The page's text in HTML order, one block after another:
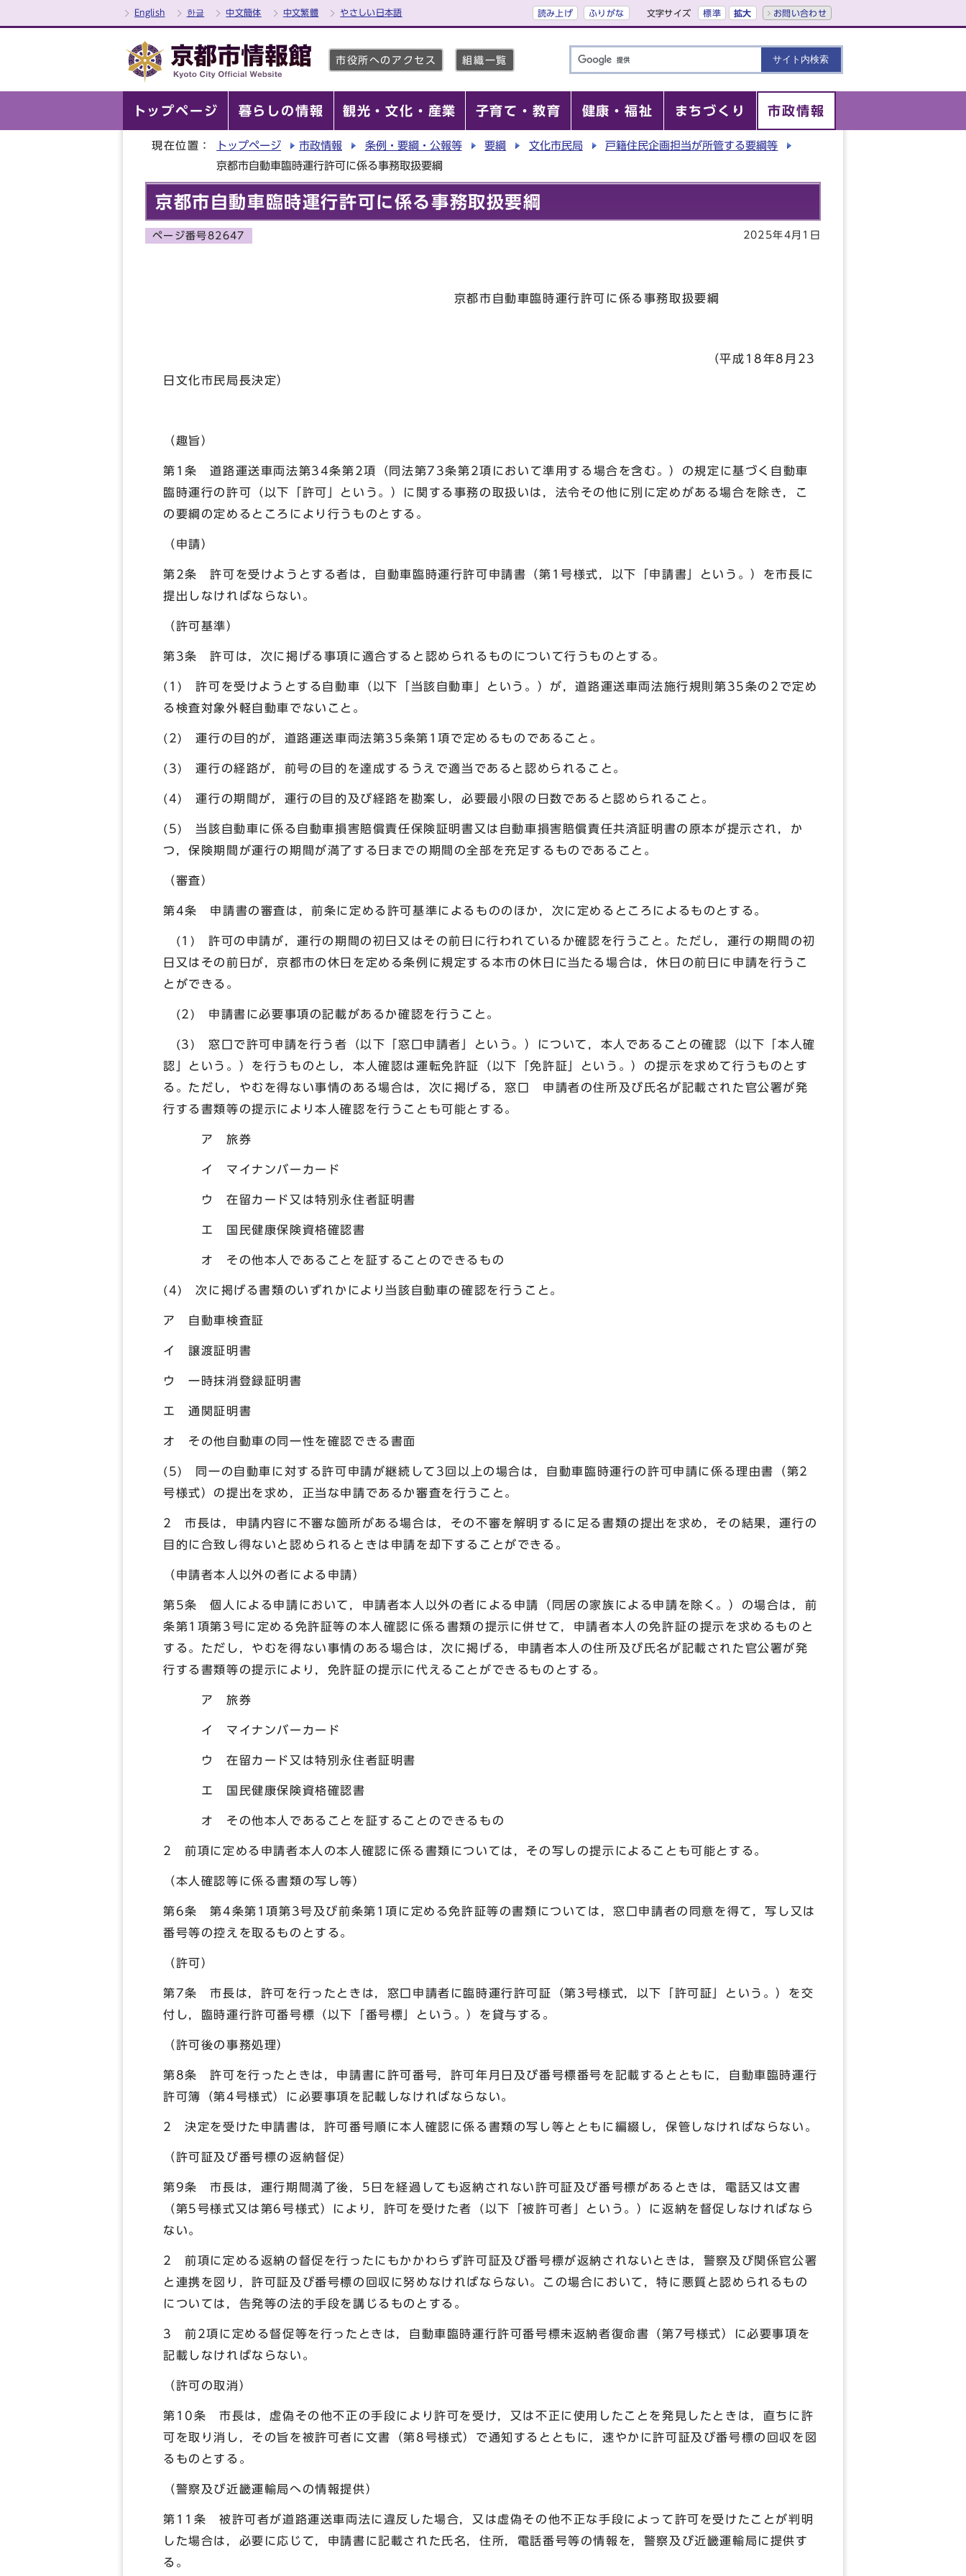
English 한글 中文簡体 中文繁體 やさしい日本語 読み上げ ふりがな 文字サイズ 標準 拡大 お問い合わせ
市役所へのアクセス 組織一覧
トップページ 暮らしの情報 観光・文化・産業 子育て・教育 健康・福祉 まちづくり 市政情報
現在位置： トップページ 市政情報 条例・要綱・公報等 要綱 文化市民局
戸籍住民企画担当が所管する要綱等
京都市自動車臨時運行許可に係る事務取扱要綱
京都市自動車臨時運行許可に係る事務取扱要綱
ページ番号82647 2025年4月1日
京都市自動車臨時運行許可に係る事務取扱要綱
（平成18年8月23
日文化市民局長決定）
（趣旨）
第1条 道路運送車両法第34条第2項（同法第73条第2項において準用する場合を含む。）の規定に基づく自動車
臨時運行の許可（以下「許可」という。）に関する事務の取扱いは，法令その他に別に定めがある場合を除き，こ
の要綱の定めるところにより行うものとする。
（申請）
第2条 許可を受けようとする者は，自動車臨時運行許可申請書（第1号様式，以下「申請書」という。）を市長に
提出しなければならない。
（許可基準）
第3条 許可は，次に掲げる事項に適合すると認められるものについて行うものとする。
(1) 許可を受けようとする自動車（以下「当該自動車」という。）が，道路運送車両法施行規則第35条の2で定め
る検査対象外軽自動車でないこと。
(2) 運行の目的が，道路運送車両法第35条第1項で定めるものであること。
(3) 運行の経路が，前号の目的を達成するうえで適当であると認められること。
(4) 運行の期間が，運行の目的及び経路を勘案し，必要最小限の日数であると認められること。
(5) 当該自動車に係る自動車損害賠償責任保険証明書又は自動車損害賠償責任共済証明書の原本が提示され，か
つ，保険期間が運行の期間が満了する日までの期間の全部を充足するものであること。
（審査）
第4条 申請書の審査は，前条に定める許可基準によるもののほか，次に定めるところによるものとする。
(1) 許可の申請が，運行の期間の初日又はその前日に行われているか確認を行うこと。ただし，運行の期間の初
日又はその前日が，京都市の休日を定める条例に規定する本市の休日に当たる場合は，休日の前日に申請を行うこ
とができる。
(2) 申請書に必要事項の記載があるか確認を行うこと。
(3) 窓口で許可申請を行う者（以下「窓口申請者」という。）について，本人であることの確認（以下「本人確
認」という。）を行うものとし，本人確認は運転免許証（以下「免許証」という。）の提示を求めて行うものとす
る。ただし，やむを得ない事情のある場合は，次に掲げる，窓口 申請者の住所及び氏名が記載された官公署が発
行する書類等の提示により本人確認を行うことも可能とする。
ア 旅券
イ マイナンバーカード
ウ 在留カード又は特別永住者証明書
エ 国民健康保険資格確認書
オ その他本人であることを証することのできるもの
(4) 次に掲げる書類のいずれかにより当該自動車の確認を行うこと。
ア 自動車検査証
イ 譲渡証明書
ウ 一時抹消登録証明書
エ 通関証明書
オ その他自動車の同一性を確認できる書面
(5) 同一の自動車に対する許可申請が継続して3回以上の場合は，自動車臨時運行の許可申請に係る理由書（第2
号様式）の提出を求め，正当な申請であるか審査を行うこと。
2 市長は，申請内容に不審な箇所がある場合は，その不審を解明するに足る書類の提出を求め，その結果，運行の
目的に合致し得ないと認められるときは申請を却下することができる。
（申請者本人以外の者による申請）
第5条 個人による申請において，申請者本人以外の者による申請（同居の家族による申請を除く。）の場合は，前
条第1項第3号に定める免許証等の本人確認に係る書類の提示に併せて，申請者本人の免許証の提示を求めるものと
する。ただし，やむを得ない事情のある場合は，次に掲げる，申請者本人の住所及び氏名が記載された官公署が発
行する書類等の提示により，免許証の提示に代えることができるものとする。
ア 旅券
イ マイナンバーカード
ウ 在留カード又は特別永住者証明書
エ 国民健康保険資格確認書
オ その他本人であることを証することのできるもの
2 前項に定める申請者本人の本人確認に係る書類については，その写しの提示によることも可能とする。
（本人確認等に係る書類の写し等）
第6条 第4条第1項第3号及び前条第1項に定める免許証等の書類については，窓口申請者の同意を得て，写し又は
番号等の控えを取るものとする。
（許可）
第7条 市長は，許可を行ったときは，窓口申請者に臨時運行許可証（第3号様式，以下「許可証」という。）を交
付し，臨時運行許可番号標（以下「番号標」という。）を貸与する。
（許可後の事務処理）
第8条 許可を行ったときは，申請書に許可番号，許可年月日及び番号標番号を記載するとともに，自動車臨時運行
許可簿（第4号様式）に必要事項を記載しなければならない。
2 決定を受けた申請書は，許可番号順に本人確認に係る書類の写し等とともに編綴し，保管しなければならない。
（許可証及び番号標の返納督促）
第9条 市長は，運行期間満了後，5日を経過しても返納されない許可証及び番号標があるときは，電話又は文書
（第5号様式又は第6号様式）により，許可を受けた者（以下「被許可者」という。）に返納を督促しなければなら
ない。
2 前項に定める返納の督促を行ったにもかかわらず許可証及び番号標が返納されないときは，警察及び関係官公署
と連携を図り，許可証及び番号標の回収に努めなければならない。この場合において，特に悪質と認められるもの
については，告発等の法的手段を講じるものとする。
3 前2項に定める督促等を行ったときは，自動車臨時運行許可番号標未返納者復命書（第7号様式）に必要事項を
記載しなければならない。
（許可の取消）
第10条 市長は，虚偽その他不正の手段により許可を受け，又は不正に使用したことを発見したときは，直ちに許
可を取り消し，その旨を被許可者に文書（第8号様式）で通知するとともに，速やかに許可証及び番号標の回収を図
るものとする。
（警察及び近畿運輸局への情報提供）
第11条 被許可者が道路運送車両法に違反した場合，又は虚偽その他不正な手段によって許可を受けたことが判明
した場合は，必要に応じて，申請書に記載された氏名，住所，電話番号等の情報を，警察及び近畿運輸局に提供す
る。